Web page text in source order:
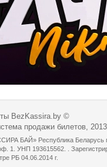
BezKassira.by ©
продажи билетов,
БАЙ» Республика Беларусь
1. УНП 193615562. .
РБ 04.06.2014 г.